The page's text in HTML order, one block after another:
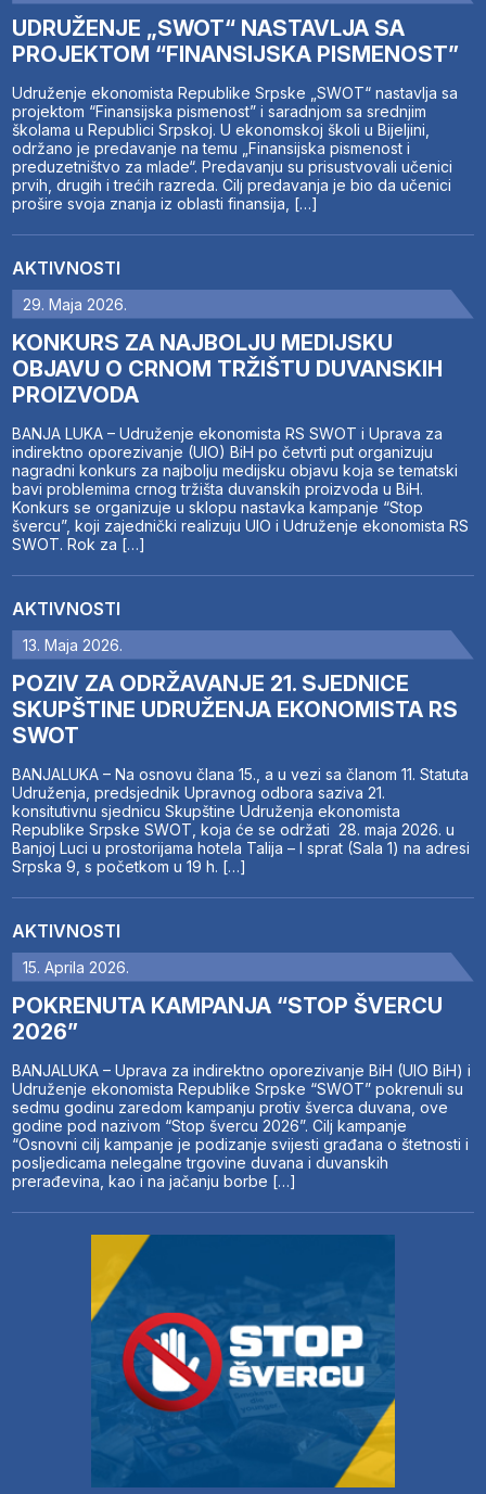
UDRUŽENJE „SWOT“ NASTAVLJA SA
PROJEKTOM “FINANSIJSKA PISMENOST”
Udruženje ekonomista Republike Srpske „SWOT“ nastavlja sa
projektom “Finansijska pismenost” i saradnjom sa srednjim
školama u Republici Srpskoj. U ekonomskoj školi u Bijeljini,
održano je predavanje na temu „Finansijska pismenost i
preduzetništvo za mlade“. Predavanju su prisustvovali učenici
prvih, drugih i trećih razreda. Cilj predavanja je bio da učenici
prošire svoja znanja iz oblasti finansija, […]
AKTIVNOSTI
29. Maja 2026.
KONKURS ZA NAJBOLJU MEDIJSKU
OBJAVU O CRNOM TRŽIŠTU DUVANSKIH
PROIZVODA
BANJA LUKA – Udruženje ekonomista RS SWOT i Uprava za
indirektno oporezivanje (UIO) BiH po četvrti put organizuju
nagradni konkurs za najbolju medijsku objavu koja se tematski
bavi problemima crnog tržišta duvanskih proizvoda u BiH.
Konkurs se organizuje u sklopu nastavka kampanje “Stop
švercu”, koji zajednički realizuju UIO i Udruženje ekonomista RS
SWOT. Rok za […]
AKTIVNOSTI
13. Maja 2026.
POZIV ZA ODRŽAVANJE 21. SJEDNICE
SKUPŠTINE UDRUŽENJA EKONOMISTA RS
SWOT
BANJALUKA – Na osnovu člana 15., a u vezi sa članom 11. Statuta
Udruženja, predsjednik Upravnog odbora saziva 21.
konsitutivnu sjednicu Skupštine Udruženja ekonomista
Republike Srpske SWOT, koja će se održati 28. maja 2026. u
Banjoj Luci u prostorijama hotela Talija – I sprat (Sala 1) na adresi
Srpska 9, s početkom u 19 h. […]
AKTIVNOSTI
15. Aprila 2026.
POKRENUTA KAMPANJA “STOP ŠVERCU
2026”
BANJALUKA – Uprava za indirektno oporezivanje BiH (UIO BiH) i
Udruženje ekonomista Republike Srpske “SWOT” pokrenuli su
sedmu godinu zaredom kampanju protiv šverca duvana, ove
godine pod nazivom “Stop švercu 2026”. Cilj kampanje
“Osnovni cilj kampanje je podizanje svijesti građana o štetnosti i
posljedicama nelegalne trgovine duvana i duvanskih
prerađevina, kao i na jačanju borbe […]